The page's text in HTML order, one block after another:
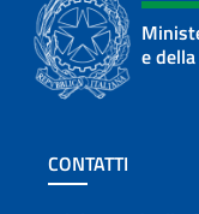
e
Sezione
CONTATTI